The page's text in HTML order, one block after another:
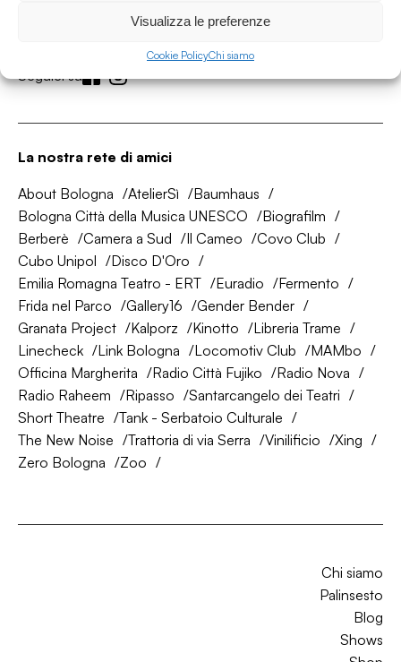
Visualizza le preferenze
Cookie PolicyChi siamo
IVA: IT03691751204
Seguici su
La nostra rete di amici
About Bologna AtelierSì
Baumhaus
Bologna Città della Musica UNESCO
Biografilm
Berberè
Camera a Sud Il Cameo
Covo Club
Cubo Unipol
Disco D'Oro
Emilia Romagna Teatro - ERT
Euradio
Fermento
Frida nel Parco
Gallery16
Gender Bender
Granata Project
Kalporz Kinotto
Libreria Trame
Linecheck
Link Bologna Locomotiv Club
MAMbo
Officina Margherita
Radio Città Fujiko
Radio Nova
Radio Raheem
Ripasso
Santarcangelo dei Teatri
Short Theatre
Tank - Serbatoio Culturale
The New Noise
Trattoria di via Serra Vinilificio
Xing
Zero Bologna
Zoo
Chi siamo
Palinsesto
Blog
Shows